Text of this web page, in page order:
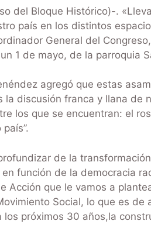
del Bloque Histórico)-.
país en los distintos
General del
1 de mayo, de la parroquia
agregó que estas
la discusión franca y llana de
los que se encuentran: el
de la
función de la democracia
Acción que le vamos a
Social, lo que es
los próximos 30 años,la